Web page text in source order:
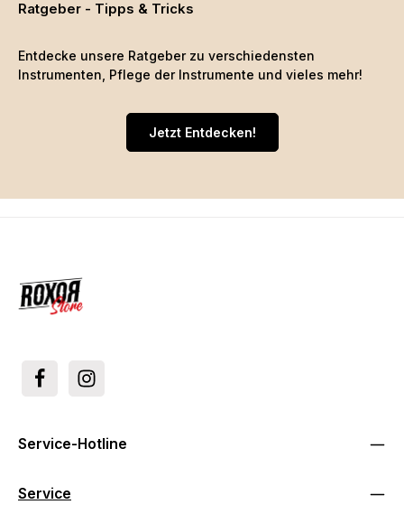
Ratgeber - Tipps & Tricks
Entdecke unsere Ratgeber zu verschiedensten
Instrumenten, Pflege der Instrumente und vieles mehr!
Jetzt Entdecken!
Service-Hotline
Service